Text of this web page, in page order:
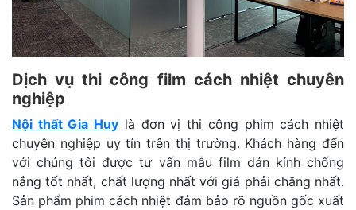
Dịch vụ thi công film cách nhiệt chuyên
nghiệp
Nội thất Gia Huy là đơn vị thi công phim cách nhiệt
chuyên nghiệp uy tín trên thị trường. Khách hàng đến
với chúng tôi được tư vấn mẫu film dán kính chống
nắng tốt nhất, chất lượng nhất với giá phải chăng nhất.
Sản phẩm phim cách nhiệt đảm bảo rõ nguồn gốc xuất